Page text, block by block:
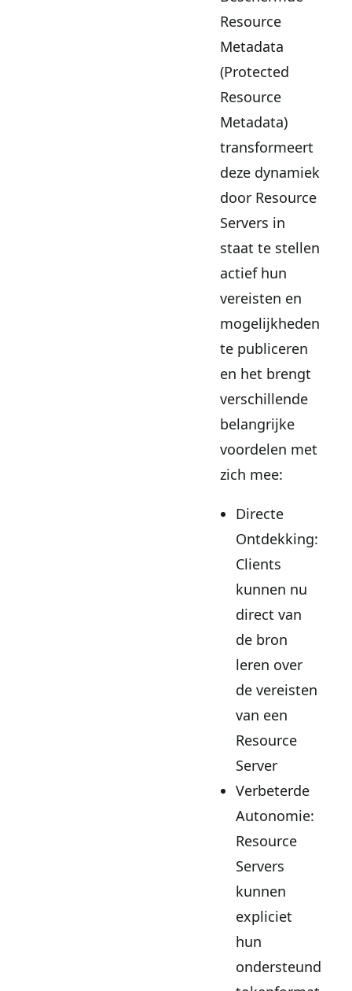
Resource
Metadata
(Protected
Resource
Metadata)
transformeert
deze dynamiek
door Resource
Servers in
staat te stellen
actief hun
vereisten en
mogelijkheden
te publiceren
en het brengt
verschillende
belangrijke
voordelen met
zich mee:
Directe
Ontdekking:
Clients
kunnen nu
direct van
de bron
leren over
de vereisten
van een
Resource
Server
Verbeterde
Autonomie:
Resource
Servers
kunnen
expliciet
hun
ondersteunde